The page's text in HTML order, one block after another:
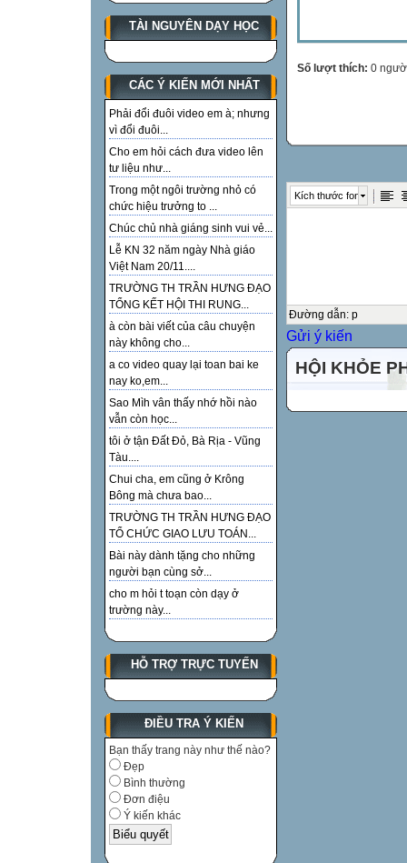
TÀI NGUYÊN DẠY HỌC
CÁC Ý KIẾN MỚI NHẤT
Phải đổi đuôi video em à; nhưng
vì đổi đuôi...
Cho em hỏi cách đưa video lên
tư liệu như...
Trong một ngôi trường nhỏ có
chức hiệu trưởng to ...
Chúc chủ nhà giáng sinh vui vẻ...
Lễ KN 32 năm ngày Nhà giáo
Việt Nam 20/11....
TRƯỜNG TH TRẦN HƯNG ĐẠO
TỔNG KẾT HỘI THI RUNG...
à còn bài viết của câu chuyện
này không cho...
a co video quay lại toan bai ke
nay ko,em...
Sao Mìh vân thấy nhớ hồi nào
vẫn còn học...
tôi ở tận Đất Đỏ, Bà Rịa - Vũng
Tàu....
Chui cha, em cũng ở Krông
Bông mà chưa bao...
TRƯỜNG TH TRẦN HƯNG ĐẠO
TỔ CHỨC GIAO LƯU TOÁN...
Bài này dành tặng cho những
người bạn cùng sở...
cho m hỏi t toạn còn dạy ở
trường này...
HỖ TRỢ TRỰC TUYẾN
ĐIỀU TRA Ý KIẾN
Bạn thấy trang này như thế nào?
Đẹp
Bình thường
Đơn điệu
Ý kiến khác
Số lượt thích: 0
Kích thước font
Đường dẫn: p
Gửi ý kiến
HỘI KHỎE